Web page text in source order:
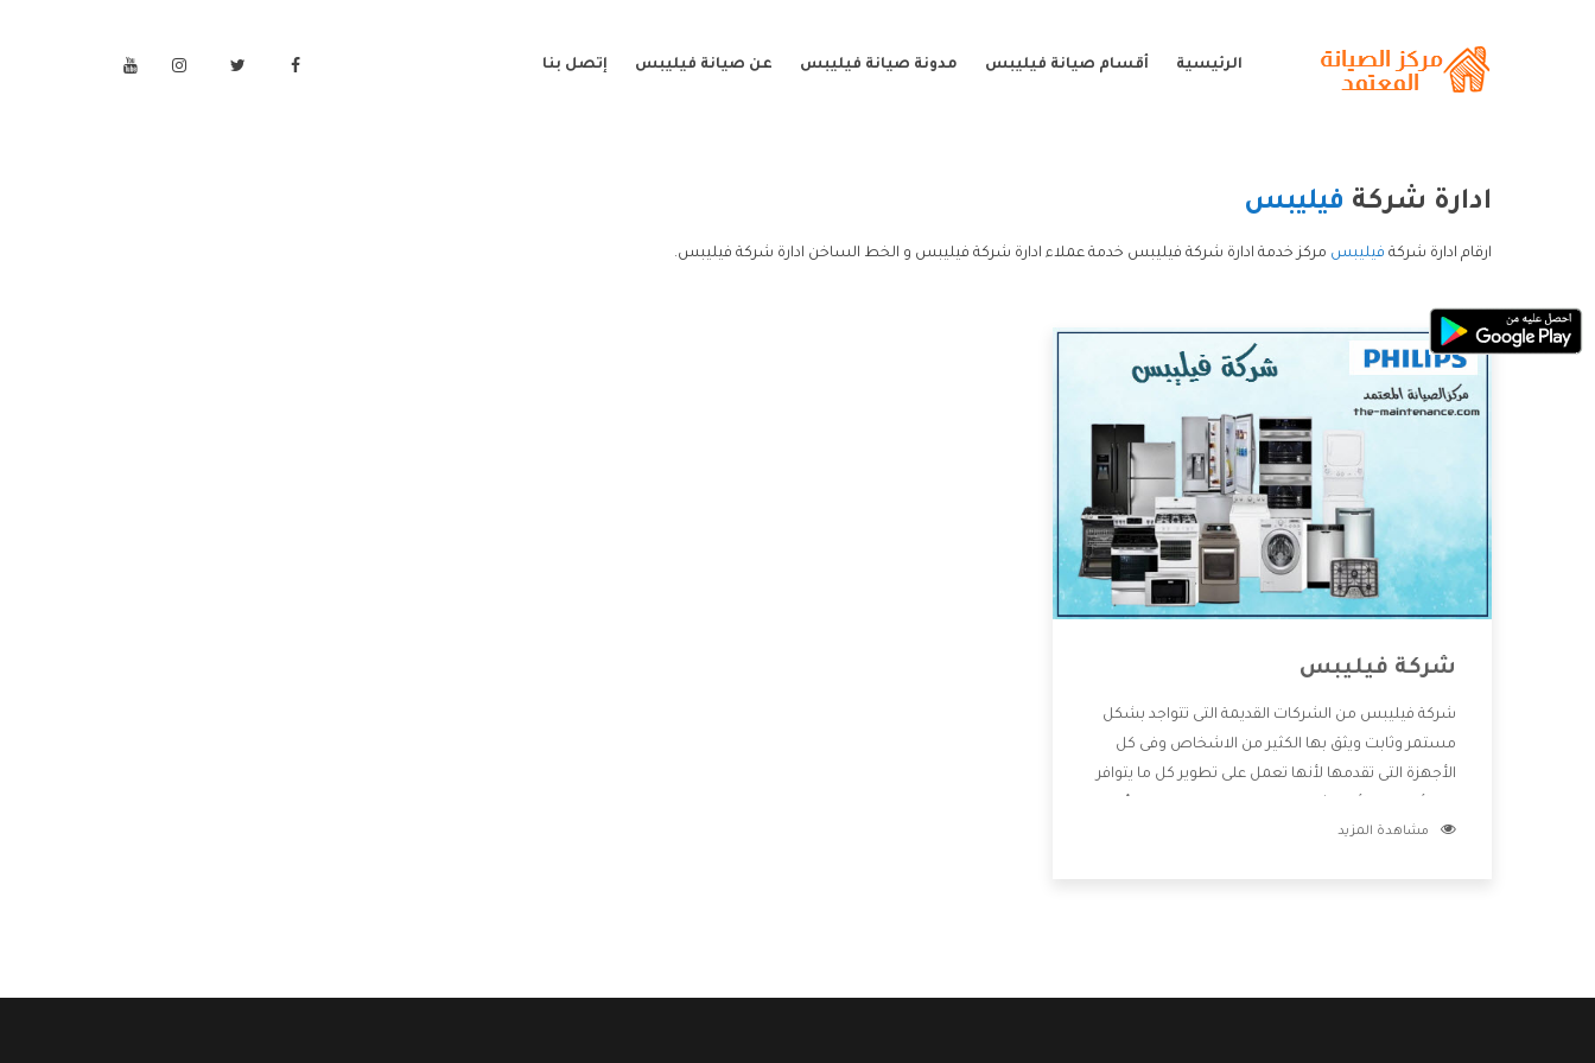
الرئيسية أقسام صيانة فيليبس مدونة صيانة فيليبس عن صيانة فيليبس إتصل بنا
ادارة شركة فيليبس
ارقام ادارة شركة فيليبس مركز خدمة ادارة شركة فيليبس خدمة عملاء ادارة شركة فيليبس و الخط الساخن ادارة شركة فيليبس.
شركة فيليبس
شركة فيليبس من الشركات القديمة التى تتواجد بشكل
مستمر وثابت ويثق بها الكثير من الاشخاص وفى كل
الأجهزة التى تقدمها لأنها تعمل على تطوير كل ما يتوافر
خدمات ما بعد البيع مع المنتجات وتقدم للعملاء أقوى
مشاهدة المزيد